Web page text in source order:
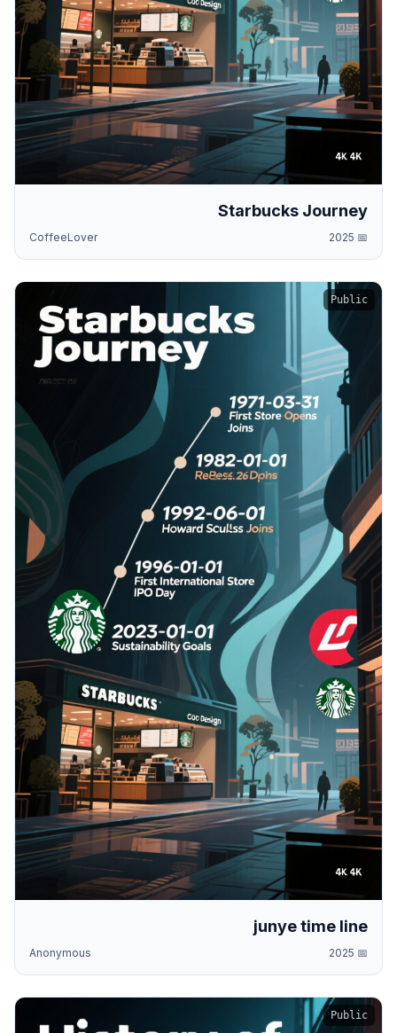
Starbucks Journey
📅
2025
CoffeeLover
Public
junye time line
📅
2025
Anonymous
Public